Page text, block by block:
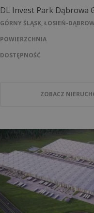
DL Invest Park Dąbrowa
GÓRNY ŚLĄSK, ŁOSIEŃ-
POWIERZCHNIA
DOSTĘPNOŚĆ
ZOBACZ